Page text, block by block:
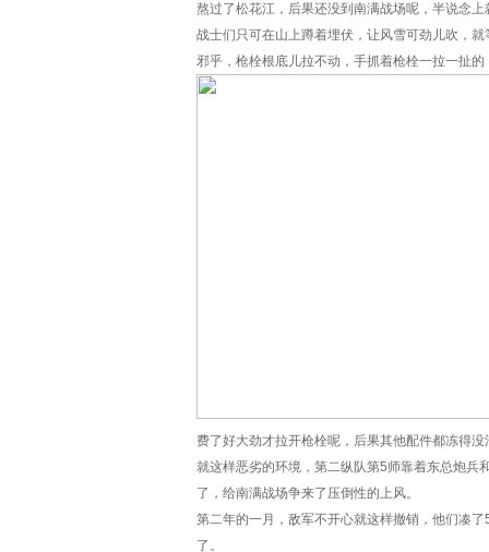
熬过了松花江，后果还没到南满战场呢，半说念
战士们只可在山上蹲着埋伏，让风雪可劲儿吹，
邪乎，枪栓根底儿拉不动，手抓着枪栓一拉一扯
费了好大劲才拉开枪栓呢，后果其他配件都冻得
就这样恶劣的环境，第二纵队第5师靠着东总炮兵
了，给南满战场争来了压倒性的上风。
第二年的一月，敌军不开心就这样撤销，他们凑
了。